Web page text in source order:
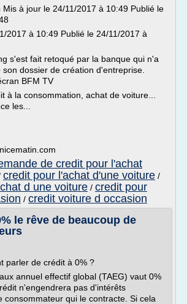
Mis à jour le 24/11/2017 à 10:49 Publié le
2017 à 10:49 Publié le 24/11/2017 à
s'est fait retoqué par la banque qui n'a
dossier de création d'entreprise.
BFM TV
à la consommation, achat de voiture...
les...
de credit pour l'achat
credit pour l'achat d'une voiture /
d une voiture / credit pour
/ credit voiture d occasion
le rêve de beaucoup de
parler de crédit à 0% ?
annuel effectif global (TAEG) vaut 0%
n'engendrera pas d'intérêts
consommateur qui le contracte. Si cela